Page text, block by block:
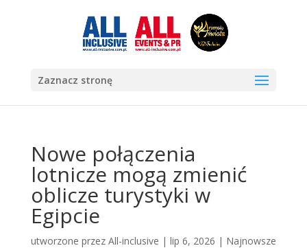
Zaznacz stronę
Nowe połączenia
lotnicze mogą zmienić
oblicze turystyki w
Egipcie
utworzone przez All-inclusive | lip 6, 2026 | Najnowsze